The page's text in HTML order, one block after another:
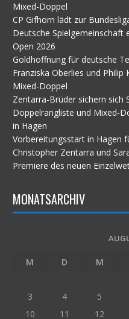
Mixed-Doppel
CP Gifhorn lädt zur
Deutsche Spielgemeinschaft
Open 2026
Goldhoffnung für deutsche
Franziska Oberlies und Philip
Mixed-Doppel
Zentarra-Brüder sichern sich
Doppelrangliste und Mixed-
in Hagen
Vorbereitungsstart in Hagen
Christopher Zentarra und
Premiere des neuen
MONATSARCHIV
M D M
3
4 5
10
11 12